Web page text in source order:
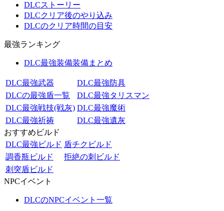
DLCストーリー
DLCクリア後のやり込み
DLCのクリア時間の目安
最強ランキング
DLC最強装備装備まとめ
DLC最強武器
DLC最強防具
DLCの最強盾一覧
DLC最強タリスマン
DLC最強戦技(戦灰) DLC最強魔術
DLC最強祈祷
DLC最強遺灰
おすすめビルド
DLC最強ビルド 盾チクビルド
調香瓶ビルド
拒絶の刺ビルド
刺突盾ビルド
NPCイベント
DLCのNPCイベント一覧